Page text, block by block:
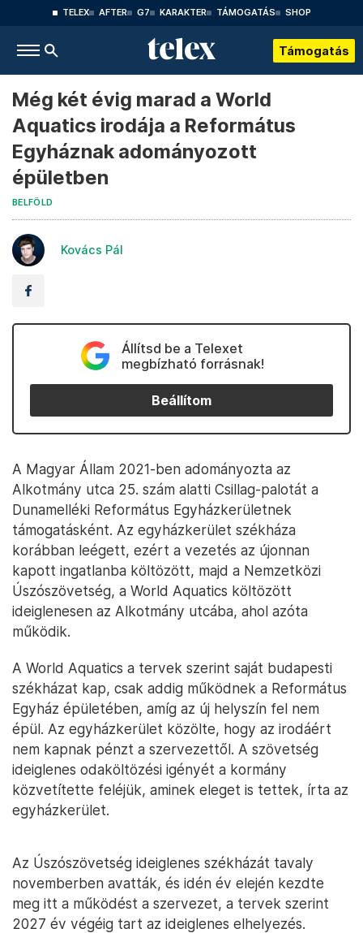
TELEX AFTER G7 KARAKTER TÁMOGATÁS SHOP
Támogatás
Még két évig marad a World
Aquatics irodája a Református
Egyháznak adományozott
épületben
BELFÖLD
Kovács Pál
Állítsd be a Telexet
megbízható forrásnak!
Beállítom
A Magyar Állam 2021-ben adományozta az
Alkotmány utca 25. szám alatti Csillag-palotát a
Dunamelléki Református Egyházkerületnek
támogatásként. Az egyházkerület székháza
korábban leégett, ezért a vezetés az újonnan
kapott ingatlanba költözött, majd a Nemzetközi
Úszószövetség, a World Aquatics költözött
ideiglenesen az Alkotmány utcába, ahol azóta
működik.
A World Aquatics a tervek szerint saját budapesti
székházat kap, csak addig működnek a Református
Egyház épületében, amíg az új helyszín fel nem
épül. Az egyházkerület közölte, hogy az irodáért
nem kapnak pénzt a szervezettől. A szövetség
ideiglenes odaköltözési igényét a kormány
közvetítette feléjük, aminek eleget is tettek, írta az
egyházkerület.
Az Úszószövetség ideiglenes székházát tavaly
novemberben avatták, és idén év elején kezdte
meg itt a működést a szervezet, a tervek szerint
2027 év végéig tart az ideiglenes elhelyezés.